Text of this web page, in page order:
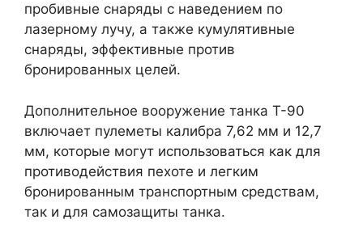
пробивные снаряды с наведением по
лазерному лучу, а также кумулятивные
снаряды, эффективные против
бронированных целей.
Дополнительное вооружение танка Т-90
включает пулеметы калибра 7,62 мм и 12,7
мм, которые могут использоваться как для
противодействия пехоте и легким
бронированным транспортным средствам,
так и для самозащиты танка.